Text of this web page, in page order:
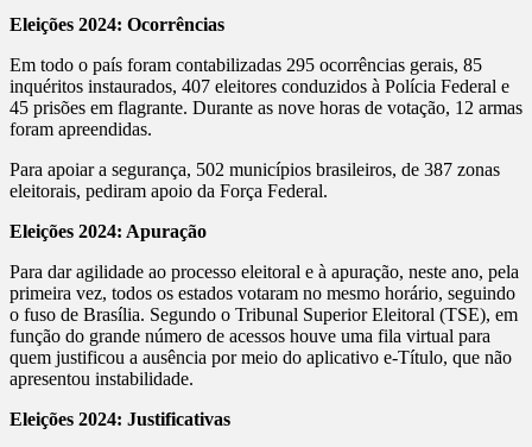
Eleições 2024: Ocorrências
Em todo o país foram contabilizadas 295 ocorrências gerais, 85
inquéritos instaurados, 407 eleitores conduzidos à Polícia Federal e
45 prisões em flagrante. Durante as nove horas de votação, 12 armas
foram apreendidas.
Para apoiar a segurança, 502 municípios brasileiros, de 387 zonas
eleitorais, pediram apoio da Força Federal.
Eleições 2024: Apuração
Para dar agilidade ao processo eleitoral e à apuração, neste ano, pela
primeira vez, todos os estados votaram no mesmo horário, seguindo
o fuso de Brasília. Segundo o Tribunal Superior Eleitoral (TSE), em
função do grande número de acessos houve uma fila virtual para
quem justificou a ausência por meio do aplicativo e-Título, que não
apresentou instabilidade.
Eleições 2024: Justificativas